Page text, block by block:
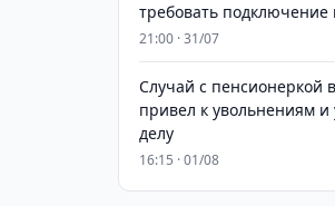
требовать подключение
21:00 · 31/07
Случай с пенсионеркой
привел к увольнениям и
делу
16:15 · 01/08